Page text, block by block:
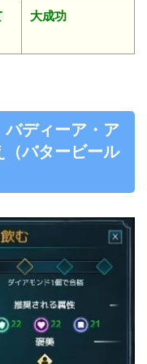
大成功
バディーア・ア
（バタービール